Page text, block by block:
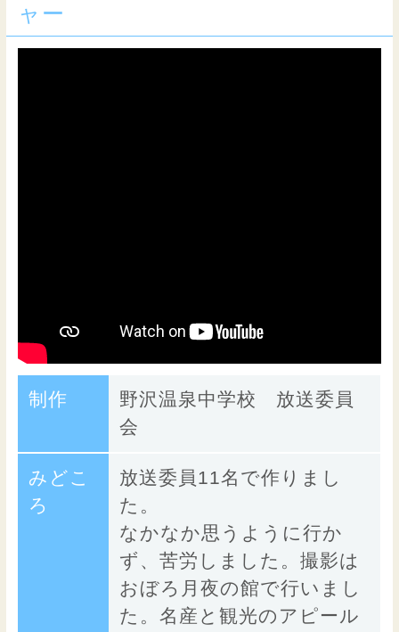
ャー
制作
野沢温泉中学校 放送委員
会
みどこ
ろ
放送委員11名で作りまし
た。
なかなか思うように行か
ず、苦労しました。撮影は
おぼろ月夜の館で行いまし
た。名産と観光のアピール